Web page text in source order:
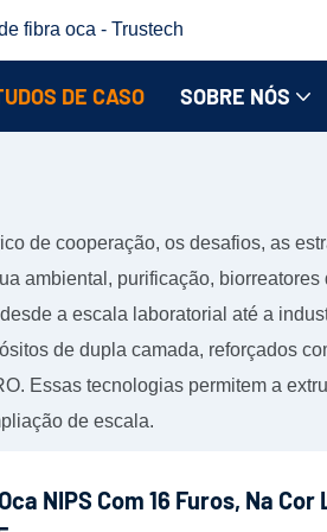
fibra oca - Trustech
DE CASO SOBRE NÓS
de cooperação, os desafios, as
ambiental, purificação,
a escala laboratorial até a
de dupla camada, reforçados
Essas tecnologias permitem a
de escala.
NIPS Com 16 Furos, Na